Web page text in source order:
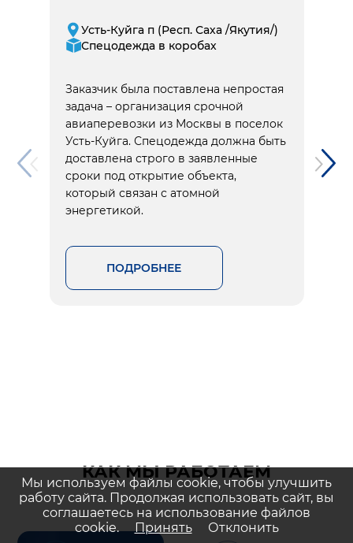
Усть-Куйга п (Респ. Саха /Якутия/)
Спецодежда в коробах
Заказчик была поставлена непростая
задача – организация срочной
авиаперевозки из Москвы в поселок
Усть-Куйга. Спецодежда должна быть
доставлена строго в заявленные
сроки под открытие объекта,
который связан с атомной
энергетикой.
ПОДРОБНЕЕ
КАК МЫ РАБОТАЕМ
Мы используем файлы cookie, чтобы улучшить
работу сайта. Продолжая использовать сайт, вы
соглашаетесь на использование файлов
cookie.
Принять Отклонить